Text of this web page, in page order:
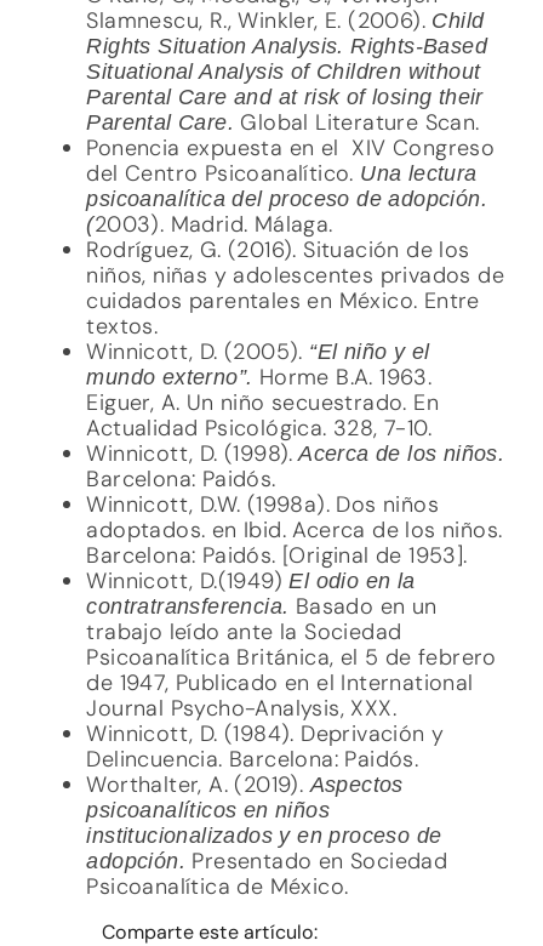
Slamnescu, R., Winkler, E. (2006). Child
Rights Situation Analysis. Rights-Based
Situational Analysis of Children without
Parental Care and at risk of losing their
Parental Care. Global Literature Scan.
Ponencia expuesta en el XIV Congreso
del Centro Psicoanalítico. Una lectura
psicoanalítica del proceso de adopción.
(2003). Madrid. Málaga.
Rodríguez, G. (2016). Situación de los
niños, niñas y adolescentes privados de
cuidados parentales en México. Entre
textos.
Winnicott, D. (2005). “El niño y el
mundo externo”. Horme B.A. 1963.
Eiguer, A. Un niño secuestrado. En
Actualidad Psicológica. 328, 7-10.
Winnicott, D. (1998). Acerca de los niños.
Barcelona: Paidós.
Winnicott, D.W. (1998a). Dos niños
adoptados. en Ibid. Acerca de los niños.
Barcelona: Paidós. [Original de 1953].
Winnicott, D.(1949)El odio en la
contratransferencia. Basado en un
trabajo leído ante la Sociedad
Psicoanalítica Británica, el 5 de febrero
de 1947, Publicado en el International
Journal Psycho-Analysis, XXX.
Winnicott, D. (1984). Deprivación y
Delincuencia. Barcelona: Paidós.
Worthalter, A. (2019).Aspectos
psicoanalíticos en niños
institucionalizados y en proceso de
adopción. Presentado en Sociedad
Psicoanalítica de México.
Comparte este artículo: